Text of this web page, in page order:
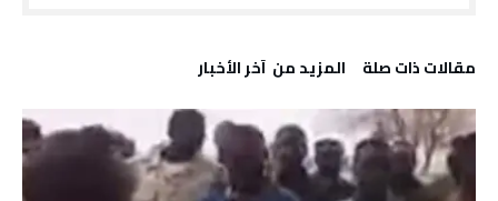
‫مقالات ذات صلة‬ ‫المزيد من ‬ آخر الأخبار